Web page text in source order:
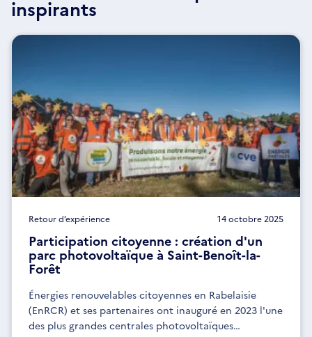
inspirants
Retour d’expérience 14 octobre 2025
Participation citoyenne : création d'un
parc photovoltaïque à Saint-Benoît-la-
Forêt
Énergies renouvelables citoyennes en Rabelaisie
(EnRCR) et ses partenaires ont inauguré en 2023 l'une
des plus grandes centrales photovoltaïques